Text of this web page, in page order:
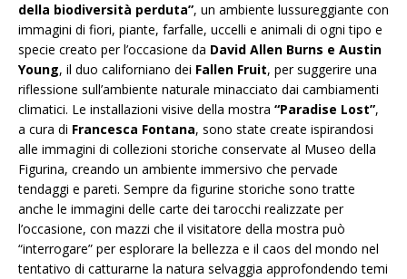
della biodiversità perduta”, un ambiente lussureggiante con
immagini di fiori, piante, farfalle, uccelli e animali di ogni tipo e
specie creato per l’occasione da David Allen Burns e Austin
Young, il duo californiano dei Fallen Fruit, per suggerire una
riflessione sull’ambiente naturale minacciato dai cambiamenti
climatici. Le installazioni visive della mostra “Paradise Lost”,
a cura di Francesca Fontana, sono state create ispirandosi
alle immagini di collezioni storiche conservate al Museo della
Figurina, creando un ambiente immersivo che pervade
tendaggi e pareti. Sempre da figurine storiche sono tratte
anche le immagini delle carte dei tarocchi realizzate per
l’occasione, con mazzi che il visitatore della mostra può
“interrogare” per esplorare la bellezza e il caos del mondo nel
tentativo di catturarne la natura selvaggia approfondendo temi